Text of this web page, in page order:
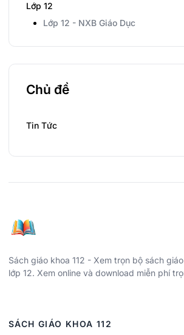
Lớp 12
Lớp 12 - NXB Giáo Dục
Chủ đề
Tin Tức
Sách giáo khoa 112 - Xem trọn bộ sách
lớp 12. Xem online và download miễn phí
SÁCH GIÁO KHOA 112